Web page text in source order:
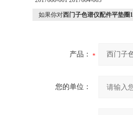
如果你对西门子色谱仪配件平垫圈
产品：
您的单位：